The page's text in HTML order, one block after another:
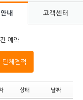
내 고객센터
예약
단체견적
상태 날짜